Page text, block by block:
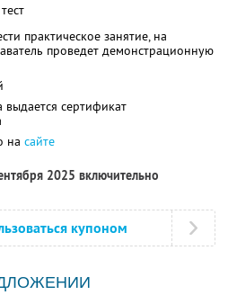
практическое занятие, на
проведет демонстрационную
сертификат
на сайте
2025 включительно
купоном